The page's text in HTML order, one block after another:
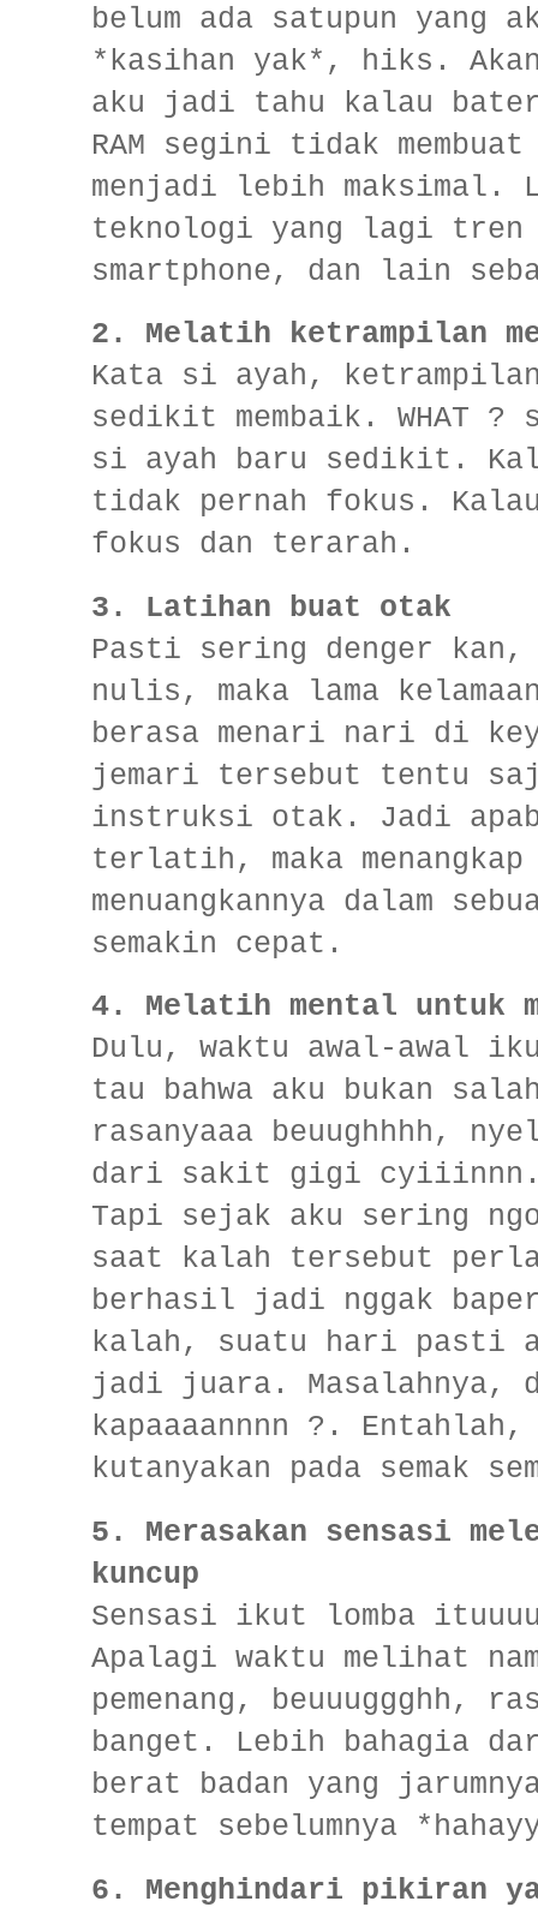
belum ada satupun yang
*kasihan yak*, hiks.
aku jadi tahu kalau
RAM segini tidak
menjadi lebih maksimal.
teknologi yang lagi tren
smartphone, dan lain
2. Melatih ketrampilan
Kata si ayah,
sedikit membaik. WHAT
si ayah baru sedikit.
tidak pernah fokus.
fokus dan terarah.
3.
Latihan buat otak
Pasti sering denger
nulis, maka lama
berasa menari nari di
jemari tersebut tentu
instruksi otak. Jadi
terlatih, maka
menuangkannya dalam
semakin cepat.
4. Melatih mental untuk
Dulu, waktu awal-awal
tau bahwa aku bukan
rasanyaaa
dari sakit gigi
Tapi sejak aku sering
saat kalah tersebut
berhasil jadi nggak
kalah, suatu hari pasti
jadi juara. Masalahnya,
kapaaaannnn ?.
kutanyakan pada semak
5.
Merasakan sensasi
kuncup
Sensasi ikut lomba
Apalagi waktu melihat
pemenang, beuuuggghh,
banget. Lebih bahagia
berat badan yang
tempat sebelumnya
6.
Menghindari pikiran